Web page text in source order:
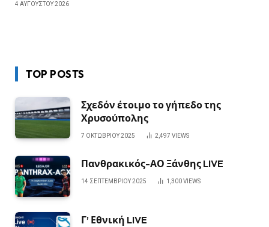
4 ΑΥΓΟΎΣΤΟΥ 2026
TOP POSTS
Σχεδόν έτοιμο το γήπεδο της
Χρυσούπολης
7 ΟΚΤΩΒΡΊΟΥ 2025 2,497 VIEWS
Πανθρακικός-ΑΟ Ξάνθης LIVE
14 ΣΕΠΤΕΜΒΡΊΟΥ 2025 1,300VIEWS
Γ’ Εθνική LIVE